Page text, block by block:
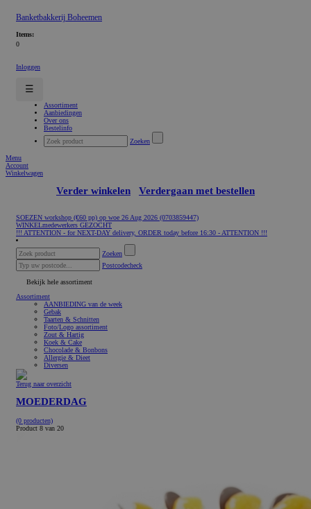
Banketbakkerij Boheemen
Items:
0
Inloggen
☰
Assortiment
Aanbiedingen
Over ons
Bestelinfo
Zoeken
Menu
Account
Winkelwagen
Verder winkelen Verdergaan met bestellen
SOEZEN workshop (€60 pp) op woe 26 Aug 2026 (0703859447)
WINKELmedewerkers GEZOCHT
!!! ATTENTION - for NEXT-DAY delivery, ORDER today before 16:30 - ATTENTION !!!
Zoeken
Postcodecheck
Bekijk hele assortiment
Assortiment
AANBIEDING van de week
Gebak
Taarten & Schnitten
Foto/Logo assortiment
Zout & Hartig
Koek & Cake
Chocolade & Bonbons
Allergie & Dieet
Diversen
Terug naar overzicht
MOEDERDAG
(0 producten)
Product 8 van 20